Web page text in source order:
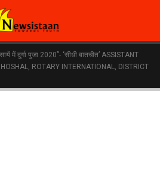
में दुर्गा पुजा 2020”- ‘सीधी बातचीत’ ASSISTANT
ROTARY INTERNATIONAL, DISTRICT